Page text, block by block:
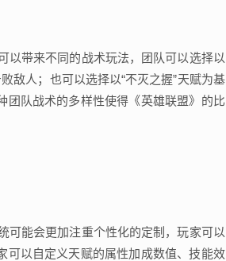
以带来不同的战术玩法，团队可以选择以
敌人；也可以选择以“不灭之握”天赋为基
团队战术的多样性使得《英雄联盟》的比
可能会更加注重个性化的定制，玩家可以
可以自定义天赋的属性加成数值、技能效